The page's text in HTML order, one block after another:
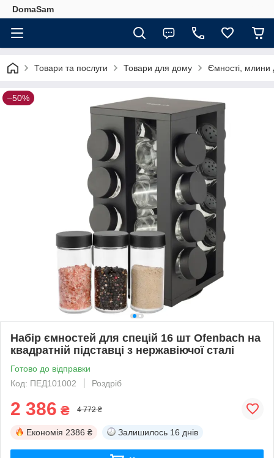
DomaSam
Товари та послуги Товари для дому Ємності, млини
–50%
Набір ємностей для спецій 16 шт Ofenbach на
квадратній підставці з нержавіючої сталі
Готово до відправки
Код: ПЕД101002
Роздріб
2 386 ₴ 4 772 ₴
Економія 2386 ₴ Залишилось 16 днів